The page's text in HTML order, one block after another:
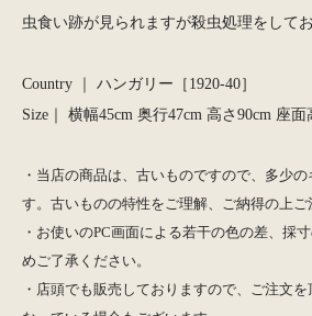
虫食い跡が見られますが殺虫処理をしてお
Country ｜ ハンガリー［1920-40］
Size｜ 横幅45cm 奥行47cm 高さ90cm 座面
・当店の商品は、古いものですので、多少
す。古いものの特性をご理解、ご納得の上ご
・お使いのPC画面による若干の色の差、採
めご了承ください。
・店頭でも販売しておりますので、ご注文